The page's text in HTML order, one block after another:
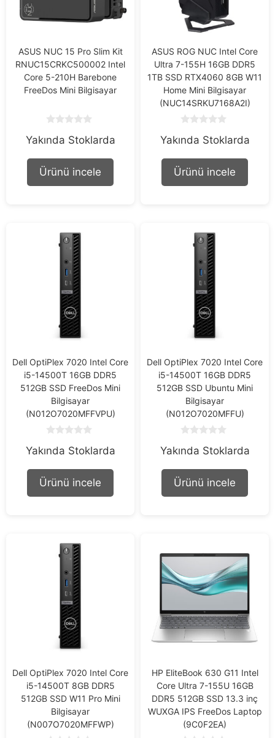
ASUS NUC 15 Pro Slim Kit
RNUC15CRKC500002 Intel
Core 5-210H Barebone
FreeDos Mini Bilgisayar
o
t
f
Yakında Stoklarda
Ürünü incele
ASUS ROG NUC Intel Core
Ultra 7-155H 16GB DDR5
1TB SSD RTX4060 8GB W11
Home Mini Bilgisayar
(NUC14SRKU7168A2I)
o
t
f
Yakında Stoklarda
Ürünü incele
Dell OptiPlex 7020 Intel Core
i5-14500T 16GB DDR5
512GB SSD FreeDos Mini
Bilgisayar
(N012O7020MFFVPU)
o
t
f
Yakında Stoklarda
Ürünü incele
Dell OptiPlex 7020 Intel Core
i5-14500T 16GB DDR5
512GB SSD Ubuntu Mini
Bilgisayar
(N012O7020MFFU)
o
t
f
Yakında Stoklarda
Ürünü incele
Dell OptiPlex 7020 Intel Core
i5-14500T 8GB DDR5
512GB SSD W11 Pro Mini
Bilgisayar
(N007O7020MFFWP)
HP EliteBook 630 G11 Intel
Core Ultra 7-155U 16GB
DDR5 512GB SSD 13.3 inç
WUXGA IPS FreeDos Laptop
(9C0F2EA)